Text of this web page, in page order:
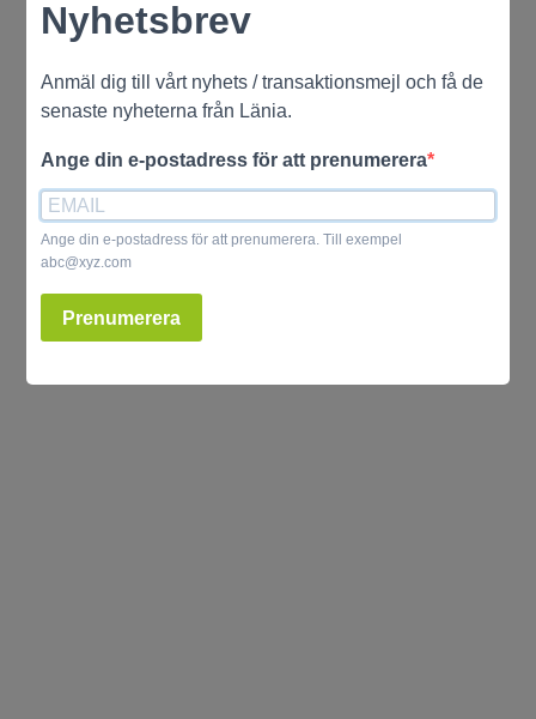
Nyhetsbrev
Anmäl dig till vårt nyhets / transaktionsmejl och få de
senaste nyheterna från Länia.
Ange din e-postadress för att prenumerera
Ange din e-postadress för att prenumerera. Till exempel
abc@xyz.com
Prenumerera